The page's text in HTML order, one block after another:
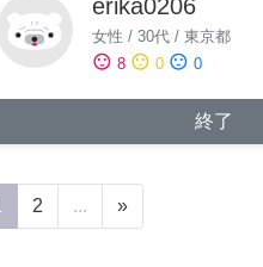
erika0206
女性 / 30代 / 東京都
sentiment_satisfied 8 sentiment_neutral 0 sentiment_dissatisfied 0
終了
2 ... »